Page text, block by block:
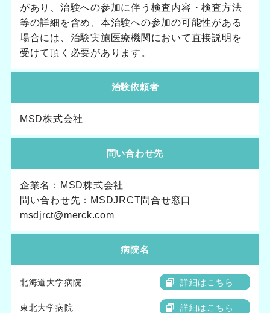
があり、治験への参加に伴う検査内容・検査方法
等の詳細を含め、本治験への参加の可能性がある
場合には、治験実施医療機関において直接説明を
受けて頂く必要があります。
治験依頼者
MSD株式会社
問い合わせ先
企業名：MSD株式会社
問い合わせ先：MSDJRCT問合せ窓口
msdjrct@merck.com
病院名
北海道大学病院 詳細はこちら
東北大学病院 詳細はこちら